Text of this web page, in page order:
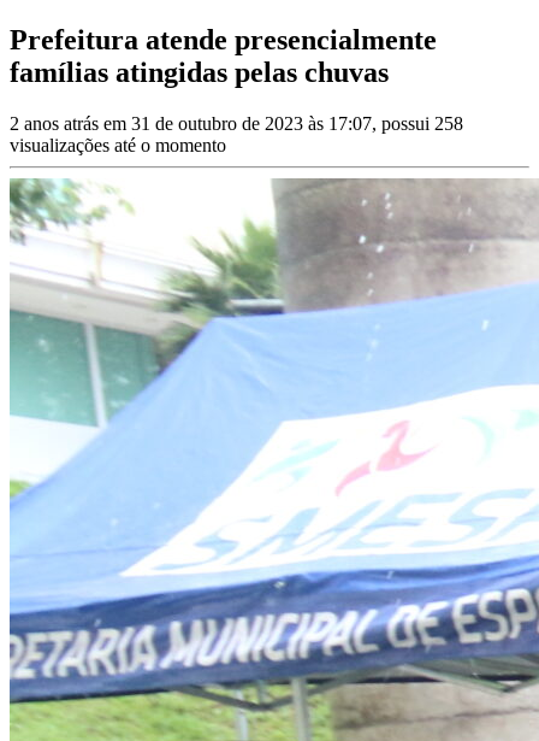
Prefeitura atende presencialmente
famílias atingidas pelas chuvas
2 anos atrás em 31 de outubro de 2023 às 17:07, possui 258
visualizações até o momento